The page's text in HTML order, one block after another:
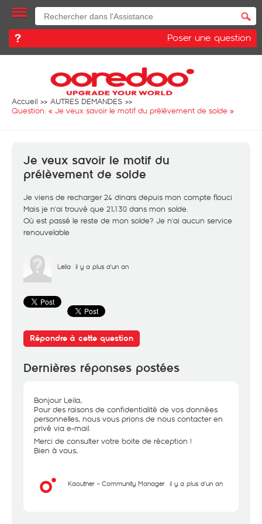
Poser une question
Accueil
AUTRES DEMANDES
Question: « Je veux savoir le motif du prélèvement de solde »
Je veux savoir le motif du
prélèvement de solde
Je viens de recharger 24 dinars depuis mon compte flouci
Mais je n'ai trouvé que 21,130 dans mon solde.
Où est passé le reste de mon solde? Je n'ai aucun service
renouvelable
Leila il y a plus d'un an
Répondre à cette question
Dernières réponses postées
Bonjour Leila,
Pour des raisons de confidentialité de vos données
personnelles, nous vous prions de nous contacter en
privé via e-mail.
Merci de consulter votre boite de réception !
Bien à vous,
Kaouther - Community Manager il y a plus d'un an